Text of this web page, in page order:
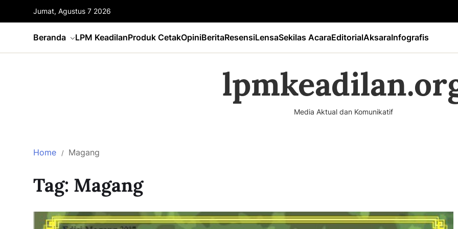
Jumat, Agustus 7 2026
Beranda LPM KeadilanProduk CetakOpiniBeritaResensiLensaSekilas AcaraEditorialAksaraInfografis
Media Aktual dan Komunikatif
Home Magang
Tag: Magang